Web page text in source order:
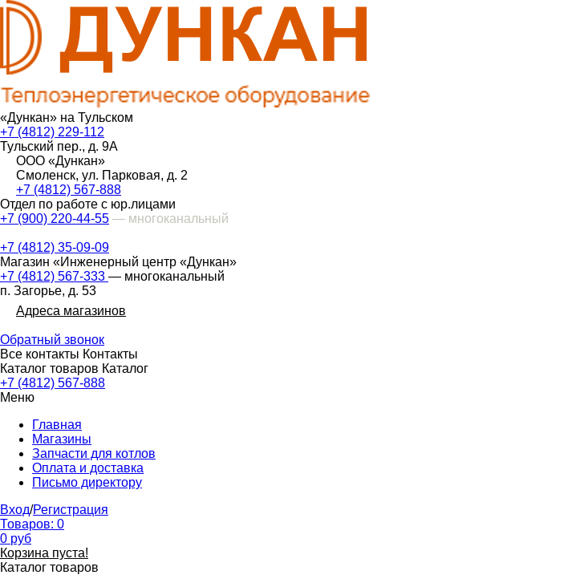
«Дункан» на Тульском
+7 (4812) 229-112
Тульский пер., д. 9А
ООО «Дункан»
Смоленск, ул. Парковая, д. 2
+7 (4812) 567-888
Отдел по работе с юр.лицами
+7 (900) 220-44-55 — многоканальный
+7 (4812) 35-09-09
Магазин «Инженерный центр «Дункан»
+7 (4812) 567-333 — многоканальный
п. Загорье, д. 53
Адреса магазинов
Обратный звонок
Все контакты Контакты
Каталог товаров Каталог
+7 (4812) 567-888
Меню
Главная
Магазины
Запчасти для котлов
Оплата и доставка
Письмо директору
Вход/Регистрация
Товаров: 0
0 руб
Корзина пуста!
Каталог товаров